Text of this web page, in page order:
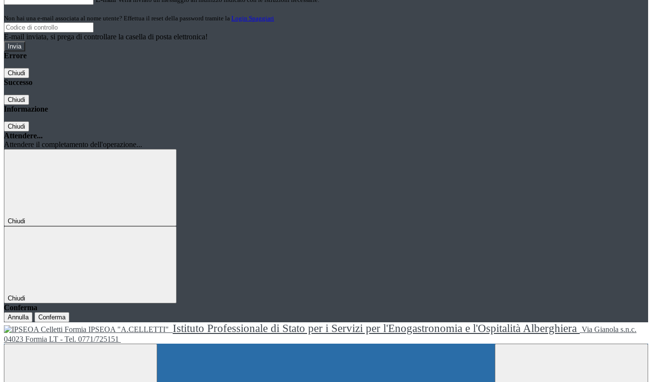
Non hai una e-mail associata al nome utente? Effettua il reset della password tramite la Login Spaggiari
E-mail inviata, si prega di controllare la casella di posta elettronica!
Errore
Chiudi
Successo
Chiudi
Informazione
Chiudi
Attendere...
Attendere il completamento dell'operazione...
Chiudi
Chiudi
Conferma
Annulla Conferma
IPSEOA "A.CELLETTI" Istituto Professionale di Stato per i Servizi per l'Enogastronomia e l'Ospitalità Alberghiera Via Gianola s.n.c.
04023 Formia LT - Tel. 0771/725151